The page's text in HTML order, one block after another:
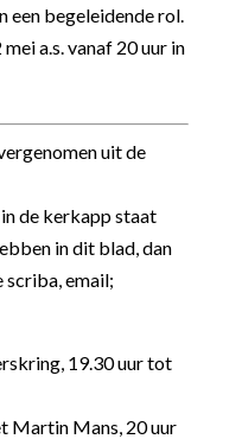
een begeleidende rol.
a.s. vanaf 20 uur in
uit de
de kerkapp staat
in dit blad, dan
scriba, email;
19.30 uur tot
Martin Mans, 20 uur